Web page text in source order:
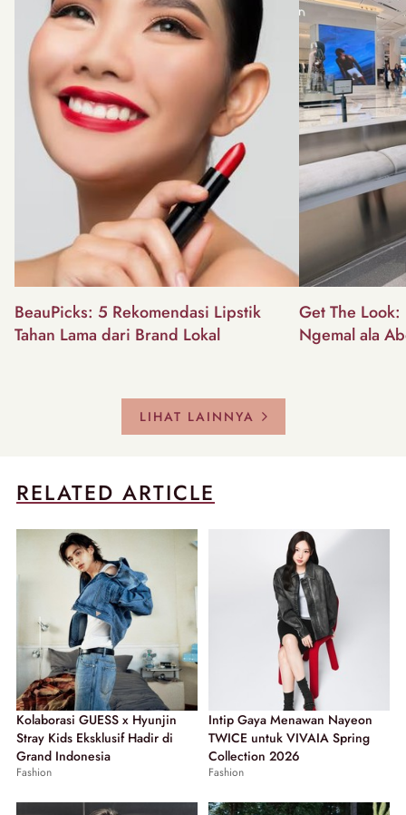
BeauPicks: 5 Rekomendasi Lipstik
Tahan Lama dari Brand Lokal
Get The
Ngemal ala
LIHAT LAINNYA
RELATED ARTICLE
Kolaborasi GUESS x Hyunjin
Stray Kids Eksklusif Hadir di
Grand Indonesia
Fashion
Intip Gaya Menawan Nayeon
TWICE untuk VIVAIA Spring
Collection 2026
Fashion